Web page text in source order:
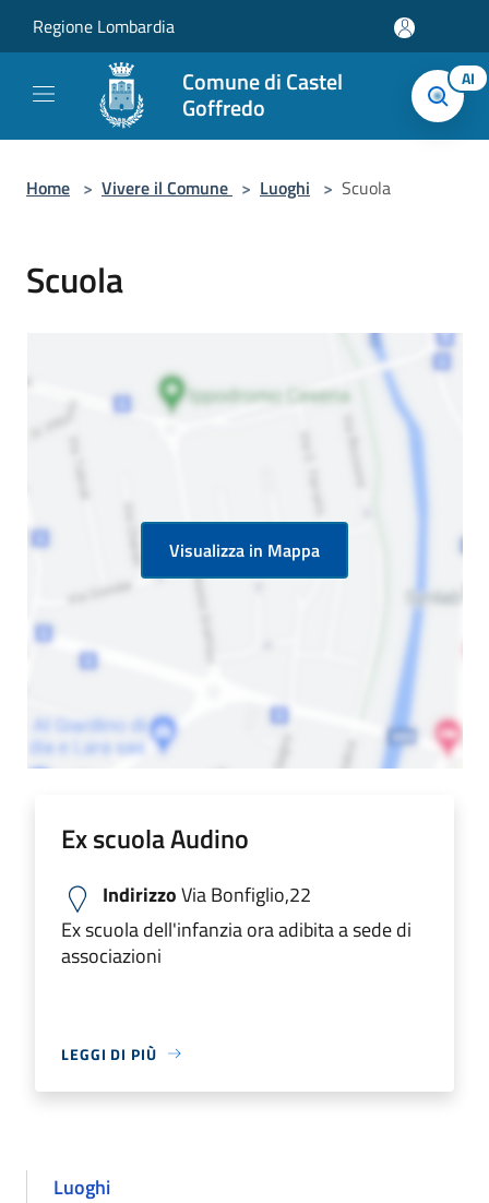
Regione Lombardia
Comune di Castel
Goffredo
AI
Home > Vivere il Comune > Luoghi > Scuola
Scuola
Visualizza in Mappa
Ex scuola Audino
IndirizzoVia Bonfiglio,22
Ex scuola dell'infanzia ora adibita a sede di
associazioni
LEGGI DI PIÙ
Luoghi